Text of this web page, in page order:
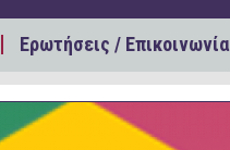
Ερωτήσεις / Επικοινωνία